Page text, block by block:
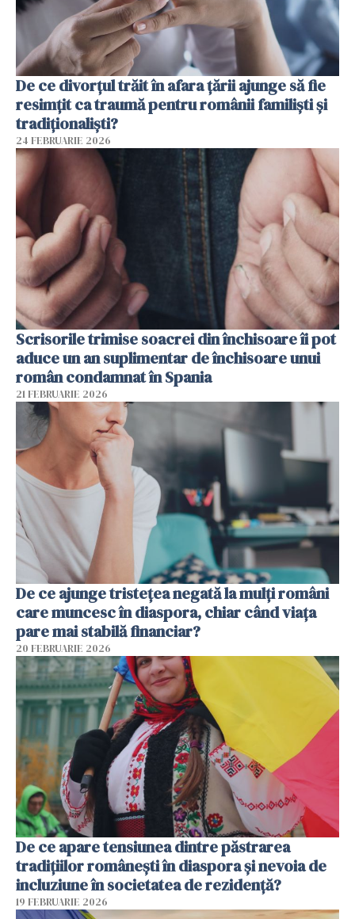
De ce divorțul trăit în afara țării ajunge să fie
resimțit ca traumă pentru românii familiști și
tradiționaliști?
24 FEBRUARIE 2026
Scrisorile trimise soacrei din închisoare îi pot
aduce un an suplimentar de închisoare unui
român condamnat în Spania
21 FEBRUARIE 2026
De ce ajunge tristețea negată la mulți români
care muncesc în diaspora, chiar când viața
pare mai stabilă financiar?
20 FEBRUARIE 2026
De ce apare tensiunea dintre păstrarea
tradițiilor românești în diaspora și nevoia de
incluziune în societatea de rezidență?
19 FEBRUARIE 2026